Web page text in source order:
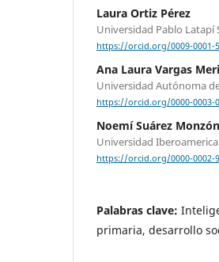
Laura Ortiz Pérez
Universidad Pablo Latapí
https://orcid.org/0009-0001-
Ana Laura Vargas
Universidad Autónoma
https://orcid.org/0000-0003-
Noemí Suárez Monzón
Universidad
https://orcid.org/0000-0002-
Palabras clave:
primaria, desarrollo